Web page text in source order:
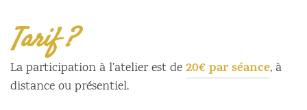
Tarif ?
La participation à l’atelier est de20€ par séance, à
distance ou présentiel.